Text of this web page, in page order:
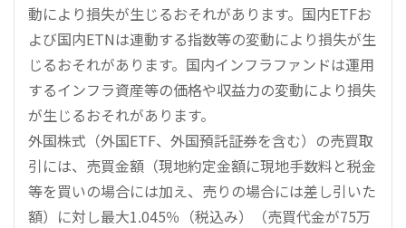
動により損失が生じるおそれがあります。国内ETFお
よび国内ETNは連動する指数等の変動により損失が生
じるおそれがあります。国内インフラファンドは運用
するインフラ資産等の価格や収益力の変動により損失
が生じるおそれがあります。
外国株式（外国ETF、外国預託証券を含む）の売買取
引には、売買金額（現地約定金額に現地手数料と税金
等を買いの場合には加え、売りの場合には差し引いた
額）に対し最大1.045％（税込み）（売買代金が75万